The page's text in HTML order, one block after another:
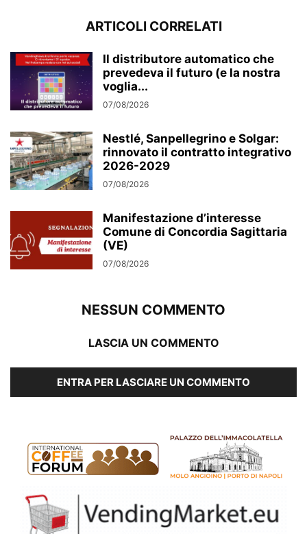
ARTICOLI CORRELATI
Il distributore automatico che
prevedeva il futuro (e la nostra
voglia...
07/08/2026
Nestlé, Sanpellegrino e Solgar:
rinnovato il contratto integrativo
2026-2029
07/08/2026
Manifestazione d’interesse
Comune di Concordia Sagittaria
(VE)
07/08/2026
NESSUN COMMENTO
LASCIA UN COMMENTO
ENTRA PER LASCIARE UN COMMENTO